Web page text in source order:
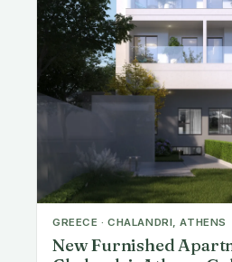
GREECE · CHALANDRI, ATHENS
New Furnished
Chalandri, Athens,
Qualified